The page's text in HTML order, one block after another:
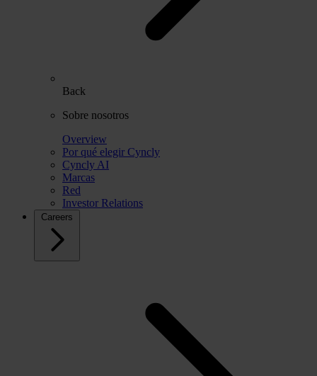
Back
Sobre nosotros
Overview
Por qué elegir Cyncly
Cyncly AI
Marcas
Red
Investor Relations
Careers